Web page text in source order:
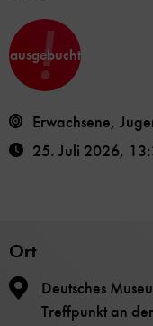
!
ausgebucht
Erwachsene,
25. Juli 2026,
Ort
Deutsches
Treffpunkt an